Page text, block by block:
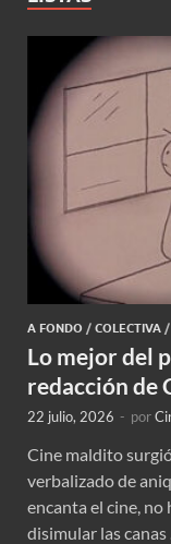
A FONDO / COLECTIVA /
Lo mejor del
redacción de
22 julio, 2026 - por
Cine maldito
verbalizado de
encanta el cine, no
disimular las canas